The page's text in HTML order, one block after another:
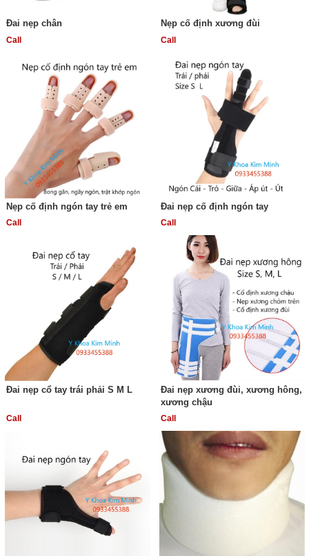
Đai nẹp chân
Call
Nẹp cố định xương đùi
Call
Nẹp cố định ngón tay trẻ em
Call
Đai nẹp cố định ngón tay
Call
Đai nẹp cổ tay trái phải S M L
Call
Đai nẹp xương đùi, xương hông,
xương chậu
Call